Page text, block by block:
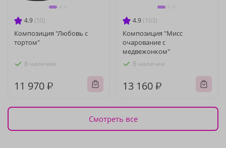
4.9 (50)
Композиция "Любовь с
тортом"
В наличии
11 970 ₽
4.9 (103)
Композиция "Мисс
очарование с
медвежонком"
В наличии
13 160 ₽
Смотреть все